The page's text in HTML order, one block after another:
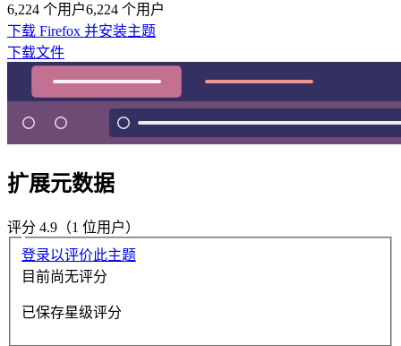
6,224 个用户6,224 个用户
下载 Firefox 并安装主题
下载文件
扩展元数据
评分 4.9（1 位用户）
登录以评价此主题
目前尚无评分
已保存星级评分